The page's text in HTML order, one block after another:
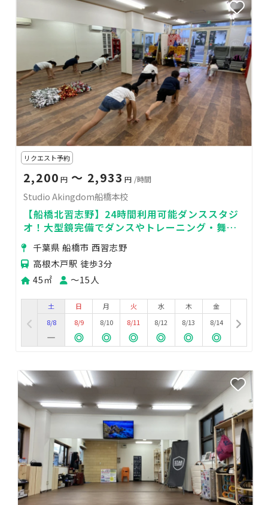
リクエスト予約
2,200 円 〜 2,933 円 /時間
Studio Akingdom船橋本校
【船橋北習志野】24時間利用可能ダンススタジ
オ！大型鏡完備でダンスやトレーニング・舞台
稽古に
千葉県 船橋市 西習志野
高根木戸駅 徒歩3分
45㎡
〜15人
土
8/8
日
8/9
月
8/10
火
8/11
水
8/12
木
8/13
金
8/14